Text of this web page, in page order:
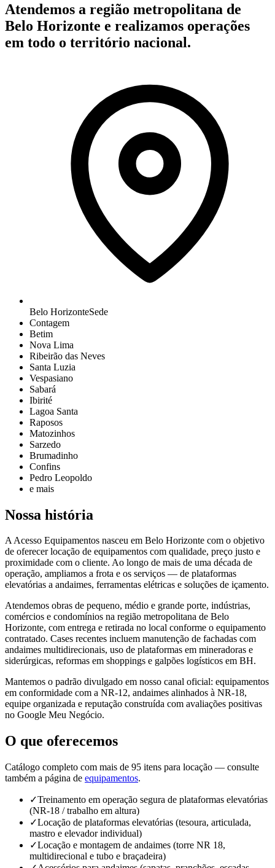
Atendemos a região metropolitana de
Belo Horizonte e realizamos operações
em todo o território nacional.
Belo HorizonteSede
Contagem
Betim
Nova Lima
Ribeirão das Neves
Santa Luzia
Vespasiano
Sabará
Ibirité
Lagoa Santa
Raposos
Matozinhos
Sarzedo
Brumadinho
Confins
Pedro Leopoldo
e mais
Nossa história
AAcesso Equipamentos nasceu em Belo Horizonte com o objetivo
de oferecer locação de equipamentos com qualidade, preço justo e
proximidade com o cliente. Ao longo de mais de uma década de
operação, ampliamos a frota e os serviços — de plataformas
elevatórias a andaimes, ferramentas elétricas e soluções de içamento.
Atendemos obras de pequeno, médio e grande porte, indústrias,
comércios e condomínios na região metropolitana de Belo
Horizonte, com entrega e retirada no local conforme o equipamento
contratado. Cases recentes incluem manutenção de fachadas com
andaimes multidirecionais, uso de plataformas em mineradoras e
siderúrgicas, reformas em shoppings e galpões logísticos em BH.
Mantemos o padrão divulgado em nosso canal oficial: equipamentos
em conformidade com a NR-12, andaimes alinhados à NR-18,
equipe organizada e reputação construída com avaliações positivas
no Google Meu Negócio.
O que oferecemos
Catálogo completo com mais de 95 itens para locação — consulte
também a página de equipamentos.
✓Treinamento em operação segura de plataformas elevatórias
(NR-18 / trabalho em altura)
✓Locação de plataformas elevatórias (tesoura, articulada,
mastro e elevador individual)
✓Locação e montagem de andaimes (torre NR 18,
multidirecional e tubo e braçadeira)